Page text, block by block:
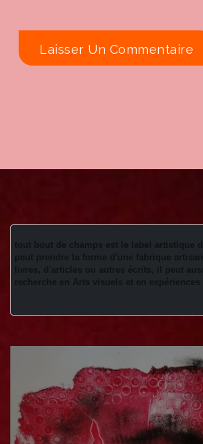
tout bout de champs est le label artistique
peut prendre la forme d'une fabrique
livres, d'articles ou autres écrits, il peut
recherche en Arts visuels et en